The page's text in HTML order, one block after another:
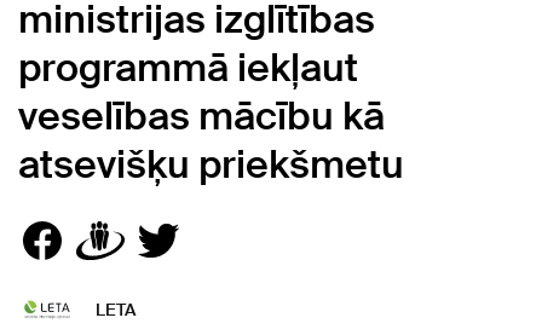
ministrijas izglītības
programmā iekļaut
veselības mācību kā
atsevišķu priekšmetu
LETA